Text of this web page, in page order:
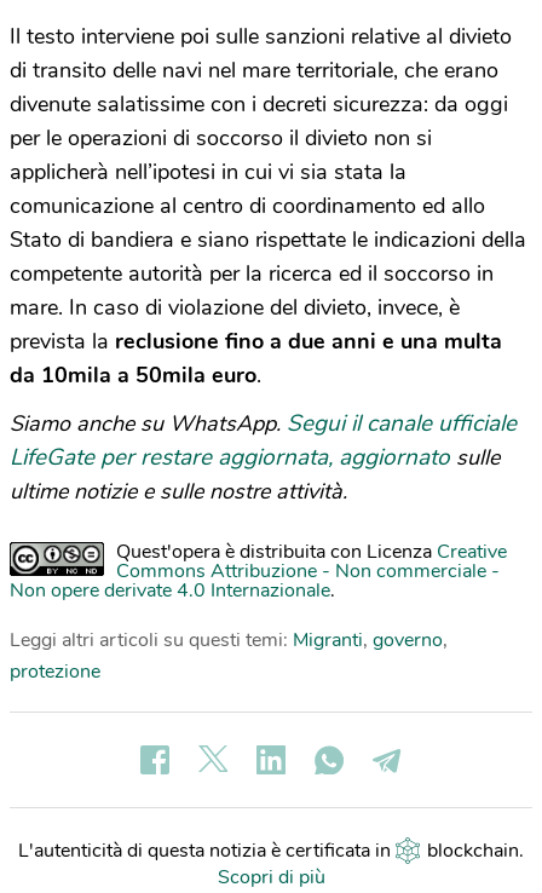
Il testo interviene poi sulle sanzioni relative al divieto
di transito delle navi nel mare territoriale, che erano
divenute salatissime con i decreti sicurezza: da oggi
per le operazioni di soccorso il divieto non si
applicherà nell’ipotesi in cui vi sia stata la
comunicazione al centro di coordinamento ed allo
Stato di bandiera e siano rispettate le indicazioni della
competente autorità per la ricerca ed il soccorso in
mare. In caso di violazione del divieto, invece, è
prevista la reclusione fino a due anni e una multa
da 10mila a 50mila euro.
Siamo anche su WhatsApp. Segui il canale ufficiale
LifeGate per restare aggiornata, aggiornato sulle
ultime notizie e sulle nostre attività.
Quest'opera è distribuita con Licenza Creative
Commons Attribuzione - Non commerciale -
Non opere derivate 4.0 Internazionale.
Leggi altri articoli su questi temi: Migranti, governo,
protezione
L'autenticità di questa notizia è certificata in blockchain.
Scopri di più